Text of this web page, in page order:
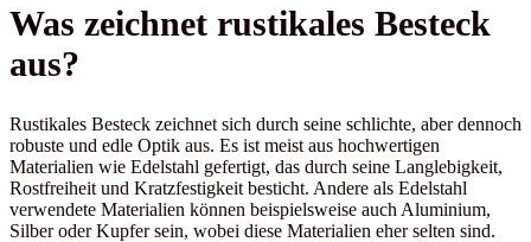
Was zeichnet rustikales Besteck
aus?
Rustikales Besteck zeichnet sich durch seine schlichte, aber dennoch
robuste und edle Optik aus. Es ist meist aus hochwertigen
Materialien wie Edelstahl gefertigt, das durch seine Langlebigkeit,
Rostfreiheit und Kratzfestigkeit besticht. Andere als Edelstahl
verwendete Materialien können beispielsweise auch Aluminium,
Silber oder Kupfer sein, wobei diese Materialien eher selten sind.